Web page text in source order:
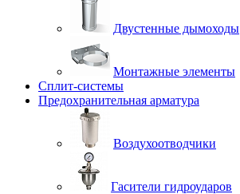
Двустенные дымоходы
Монтажные элементы
Сплит-системы
Предохранительная арматура
Воздухоотводчики
Гасители гидроударов